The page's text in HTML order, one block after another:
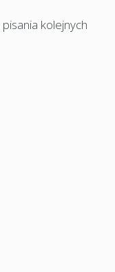
kolejnych